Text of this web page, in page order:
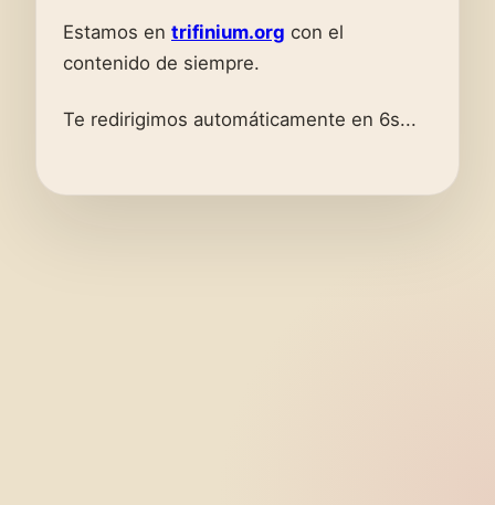
Estamos en trifinium.org con el
contenido de siempre.
Te redirigimos automáticamente en 6s...